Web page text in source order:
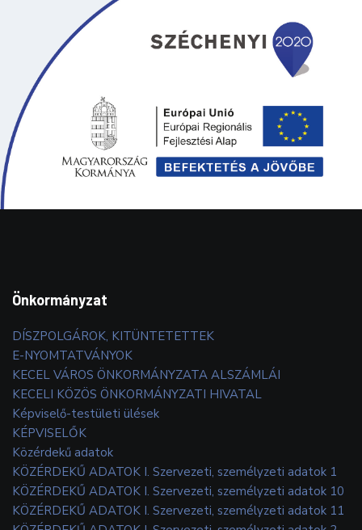
Önkormányzat
DÍSZPOLGÁROK, KITÜNTETETTEK
E-NYOMTATVÁNYOK
KECEL VÁROS ÖNKORMÁNYZATA ALSZÁMLÁI
KECELI KÖZÖS ÖNKORMÁNYZATI HIVATAL
Képviselő-testületi ülések
KÉPVISELŐK
Közérdekű adatok
KÖZÉRDEKŰ ADATOK I. Szervezeti, személyzeti adatok 1
KÖZÉRDEKŰ ADATOK I. Szervezeti, személyzeti adatok 10
KÖZÉRDEKŰ ADATOK I. Szervezeti, személyzeti adatok 11